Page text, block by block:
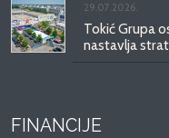
29.07.2026.
Tokić Grupa
nastavlja
FINANCIJE